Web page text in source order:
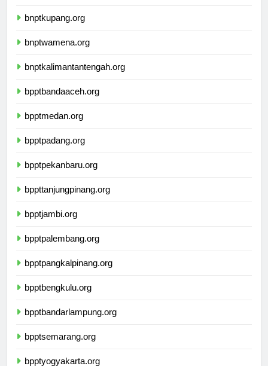
bnptkupang.org
bnptwamena.org
bnptkalimantantengah.org
bpptbandaaceh.org
bpptmedan.org
bpptpadang.org
bpptpekanbaru.org
bppttanjungpinang.org
bpptjambi.org
bpptpalembang.org
bpptpangkalpinang.org
bpptbengkulu.org
bpptbandarlampung.org
bpptsemarang.org
bpptyogyakarta.org